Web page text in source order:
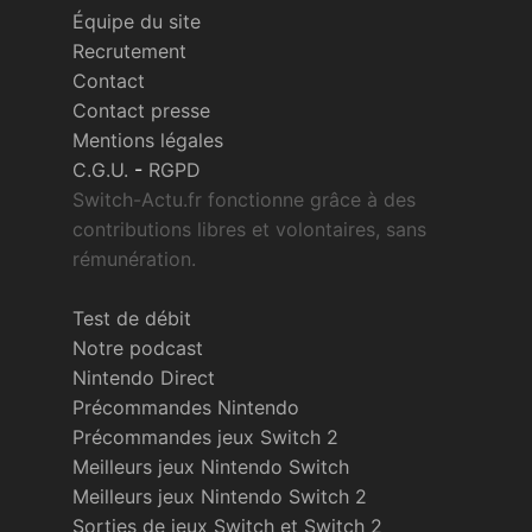
Équipe du site
Recrutement
Contact
Contact presse
Mentions légales
C.G.U. - RGPD
Switch-Actu.fr fonctionne grâce à des
contributions libres et volontaires, sans
rémunération.
Test de débit
Notre podcast
Nintendo Direct
Précommandes Nintendo
Précommandes jeux Switch 2
Meilleurs jeux Nintendo Switch
Meilleurs jeux Nintendo Switch 2
Sorties de jeux Switch et Switch 2